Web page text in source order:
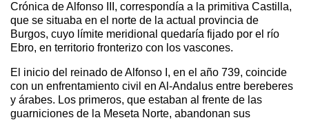
Crónica de Alfonso III, correspondía a la primitiva Castilla,
que se situaba en el norte de la actual provincia de
Burgos, cuyo límite meridional quedaría fijado por el río
Ebro, en territorio fronterizo con los vascones.
El inicio del reinado de Alfonso I, en el año 739, coincide
con un enfrentamiento civil en Al-Andalus entre bereberes
y árabes. Los primeros, que estaban al frente de las
guarniciones de la Meseta Norte, abandonan sus